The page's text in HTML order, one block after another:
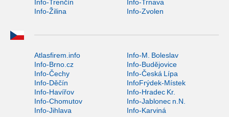
Info-Trenčín
Info-Trnava
Info-Žilina
Info-Zvolen
Atlasfirem.info
Info-M. Boleslav
Info-Brno.cz
Info-Budějovice
Info-Čechy
Info-Česká Lípa
Info-Děčín
InfoFrýdek-Místek
Info-Havířov
Info-Hradec Kr.
Info-Chomutov
Info-Jablonec n.N.
Info-Jihlava
Info-Karviná